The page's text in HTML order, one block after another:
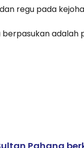
regu pada
adalah
Pahang